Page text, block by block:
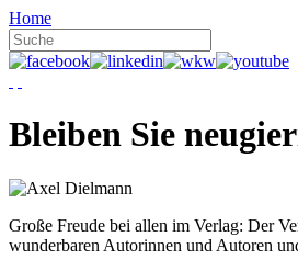
Home
Bleiben Sie
Große Freude bei allen im Verlag: Der
wunderbaren Autorinnen und Autoren